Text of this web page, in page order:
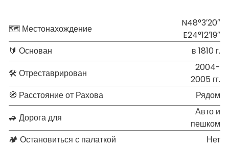
🗺 Местонахождение
N48°3′20″
E24°12′19″
🔰 Основан
в 1810 г.
🛠 Отреставрирован
2004-
2005 гг.
🧭 Расстояние от Рахова
Рядом
🚙 Дорога для
Авто и
пешком
🏕 Остановиться с палаткой
Нет